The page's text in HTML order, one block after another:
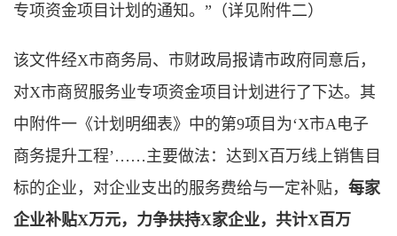
专项资金项目计划的通知。”（详见附件二）
该文件经X市商务局、市财政局报请市政府同意后，
对X市商贸服务业专项资金项目计划进行了下达。其
中附件一《计划明细表》中的第9项目为‘X市A电子
商务提升工程’……主要做法：达到X百万线上销售目
标的企业，对企业支出的服务费给与一定补贴， 每家
企业补贴X万元，力争扶持X家企业，共计X百万